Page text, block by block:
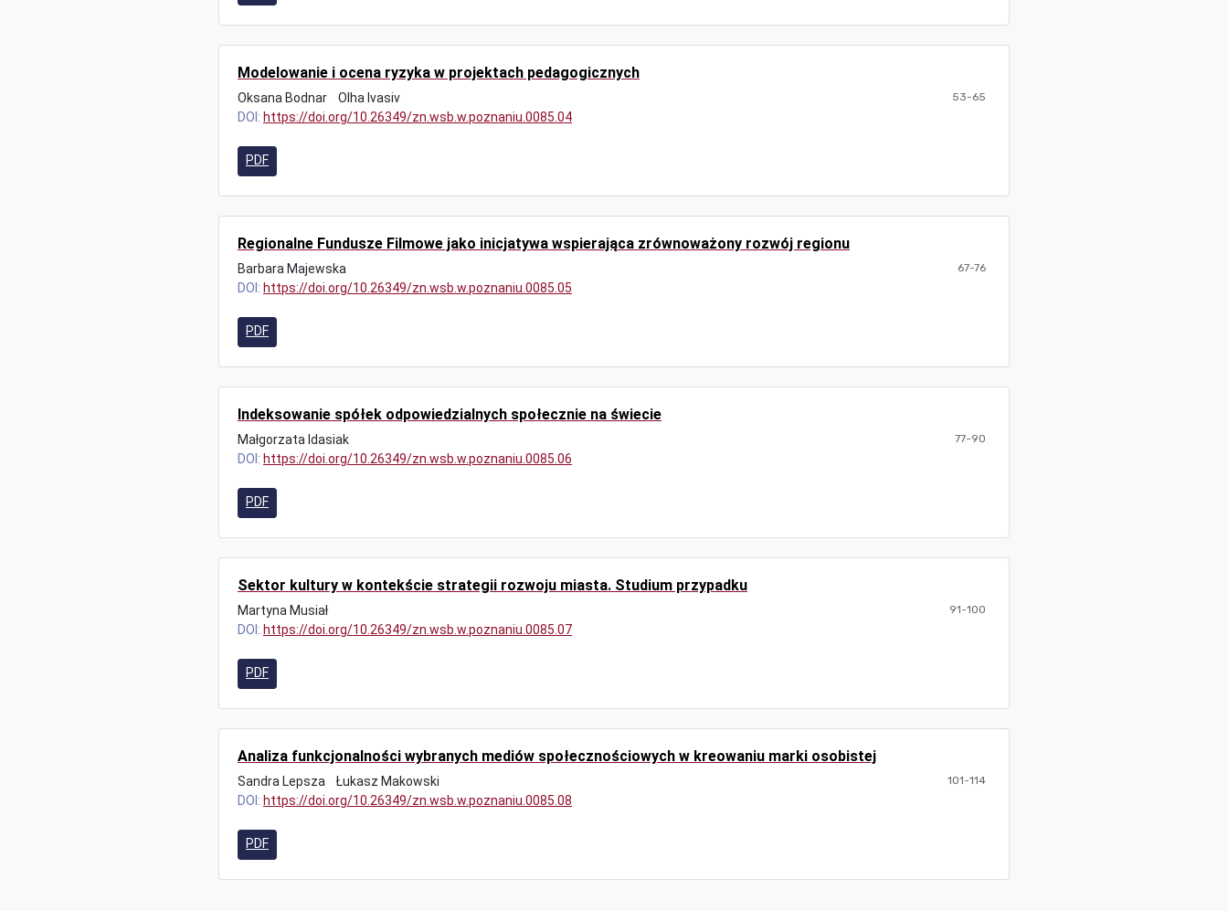
Modelowanie i ocena ryzyka w projektach pedagogicznych
Oksana Bodnar Olha Ivasiv 53-65
DOI: https://doi.org/10.26349/zn.wsb.w.poznaniu.0085.04
PDF
Regionalne Fundusze Filmowe jako inicjatywa wspierająca zrównoważony rozwój regionu
Barbara Majewska 67-76
DOI: https://doi.org/10.26349/zn.wsb.w.poznaniu.0085.05
PDF
Indeksowanie spółek odpowiedzialnych społecznie na świecie
Małgorzata Idasiak 77-90
DOI: https://doi.org/10.26349/zn.wsb.w.poznaniu.0085.06
PDF
Sektor kultury w kontekście strategii rozwoju miasta. Studium przypadku
Martyna Musiał 91-100
DOI: https://doi.org/10.26349/zn.wsb.w.poznaniu.0085.07
PDF
Analiza funkcjonalności wybranych mediów społecznościowych w kreowaniu marki osobistej
Sandra Lepsza Łukasz Makowski 101-114
DOI: https://doi.org/10.26349/zn.wsb.w.poznaniu.0085.08
PDF